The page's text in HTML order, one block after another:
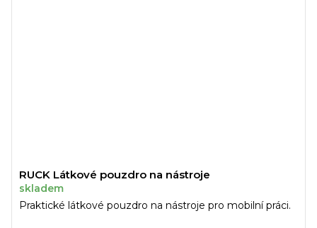
RUCK Látkové pouzdro na nástroje
skladem
Praktické látkové pouzdro na nástroje pro mobilní práci.